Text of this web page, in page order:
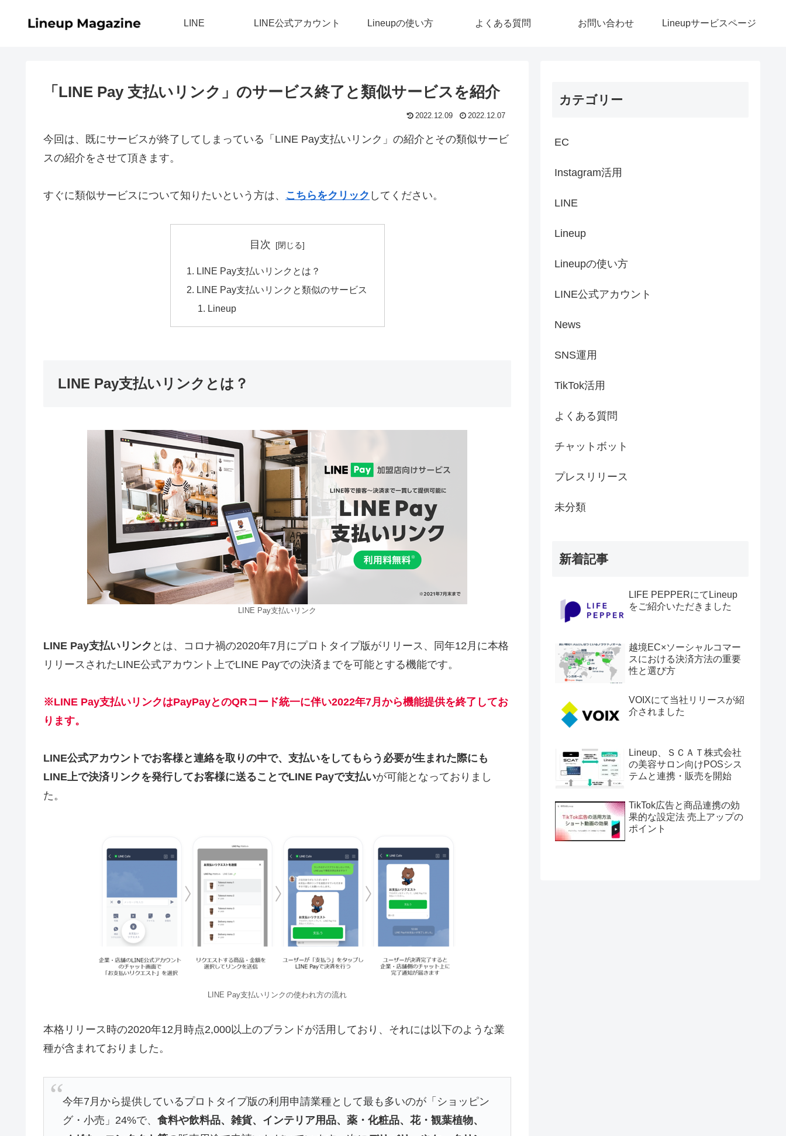
LINE LINE公式アカウント Lineupの使い方 よくある質問 お問い合わせ Lineupサービスページ
「LINE Pay 支払いリンク」のサービス終了と類似サービスを紹介
2022.12.09 2022.12.07
今回は、既にサービスが終了してしまっている「LINE Pay支払いリンク」の紹介とその類似サービ
スの紹介をさせて頂きます。
すぐに類似サービスについて知りたいという方は、 こちらをクリック してください。
目次
LINE Pay支払いリンクとは？
LINE Pay支払いリンクと類似のサービス
Lineup
LINE Pay支払いリンクとは？
LINE Pay支払いリンク
LINE Pay支払いリンク とは、コロナ禍の2020年7月にプロトタイプ版がリリース、同年12月に本格
リリースされたLINE公式アカウント上でLINE Payでの決済までを可能とする機能です。
※LINE Pay支払いリンクはPayPayとのQRコード統一に伴い2022年7月から機能提供を終了してお
ります。
LINE公式アカウントでお客様と連絡を取りの中で、支払いをしてもらう必要が生まれた際にも
LINE上で決済リンクを発行してお客様に送ることでLINE Payで支払いが可能となっておりまし
た。
LINE Pay支払いリンクの使われ方の流れ
本格リリース時の2020年12月時点2,000以上のブランドが活用しており、それには以下のような業
種が含まれておりました。
今年7月から提供しているプロトタイプ版の利用申請業種として最も多いのが「ショッピン
グ・小売」24%で、食料や飲料品、雑貨、インテリア用品、薬・化粧品、花・観葉植物、
カテゴリー
EC
Instagram活用
LINE
Lineup
Lineupの使い方
LINE公式アカウント
News
SNS運用
TikTok活用
よくある質問
チャットボット
プレスリリース
未分類
新着記事
LIFE PEPPERにてLineup
をご紹介いただきました
越境EC×ソーシャルコマー
スにおける決済方法の重要
性と選び方
VOIXにて当社リリースが紹
介されました
Lineup、ＳＣＡＴ株式会社
の美容サロン向けPOSシス
テムと連携・販売を開始
TikTok広告と商品連携の効
果的な設定法 売上アップの
ポイント